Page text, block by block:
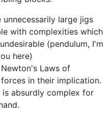
unnecessarily large jigs
with complexities which
(pendulum, I'm
here)
Laws of
in their implication.
absurdly complex for